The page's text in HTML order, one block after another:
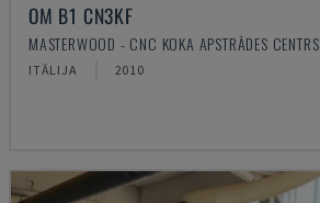
OM B1 CN3KF
MASTERWOOD - CNC KOKA APSTRĀDES CENTRS
ITĀLIJA 2010